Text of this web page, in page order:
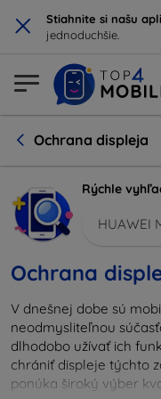
× Stiahnite si našu
jednoduchšie.
Ochrana displeja
Rýchle
HUAWEI
Ochrana
V dnešnej dobe sú
neodmysliteľnou
dlhodobo užívať ich
chrániť displeje týchto
ponúka široký výber